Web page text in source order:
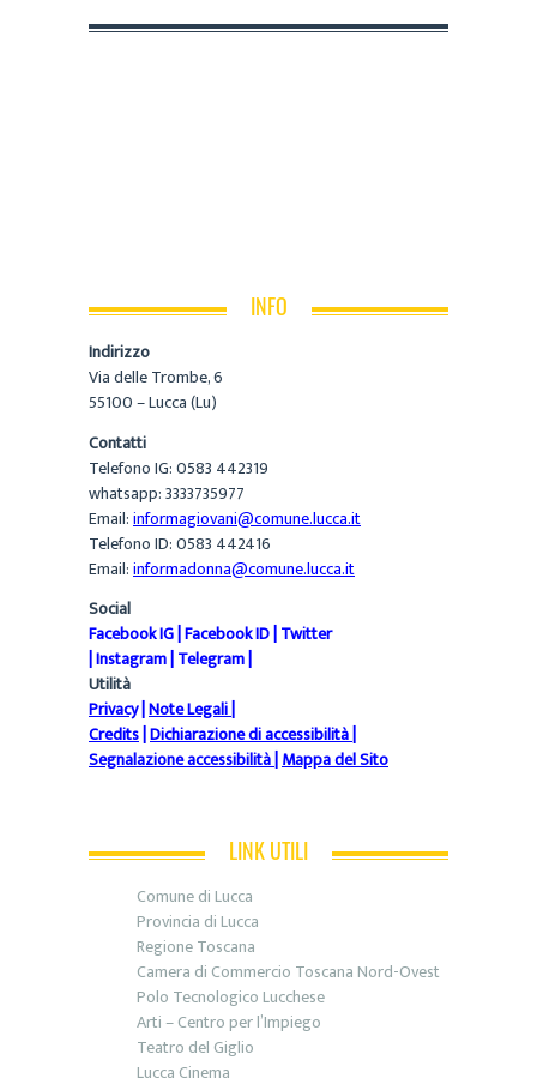
INFO
Indirizzo
Via delle Trombe, 6
55100 – Lucca (Lu)
Contatti
Telefono IG: 0583 442319
whatsapp: 3333735977
Email:informagiovani@comune.lucca.it
Telefono ID: 0583 442416
Email:informadonna@comune.lucca.it
Social
Facebook IG|Facebook ID|Twitter
|Instagram|Telegram|
Utilità
Privacy|Note Legali|
Credits|Dichiarazione di accessibilità|
Segnalazione accessibilità|Mappa del Sito
LINK UTILI
Comune di Lucca
Provincia di Lucca
Regione Toscana
Camera di Commercio Toscana Nord-Ovest
Polo Tecnologico Lucchese
Arti – Centro per l’Impiego
Teatro del Giglio
Lucca Cinema